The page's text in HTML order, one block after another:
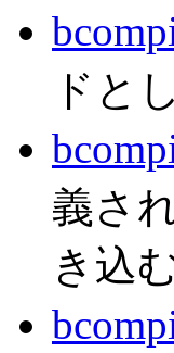
ドと
義さ
き込